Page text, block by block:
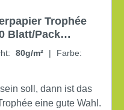
Trophée
Blatt/Pack
80g/m² |
Farbe:
soll, dann ist das
eine gute Wahl.